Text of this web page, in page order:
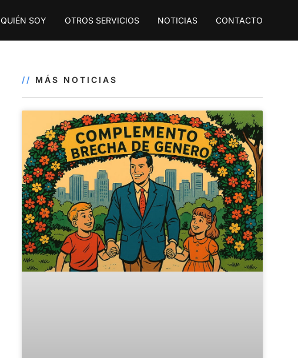
QUIÉN SOY OTROS SERVICIOS NOTICIAS CONTACTO
// MÁS NOTICIAS